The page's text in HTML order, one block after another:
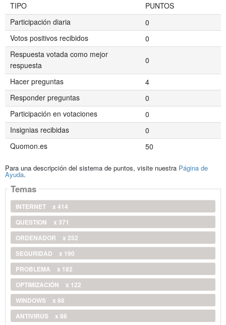
TIPO
PUNTOS
Participación diaria
0
Votos positivos recibidos
0
Respuesta votada como mejor
respuesta
0
Hacer preguntas
4
Responder preguntas
0
Participación en votaciones
0
Insignias recibidas
0
Quomon.es
50
Para una descripción del sistema de puntos, visite nuestra Página de
Ayuda.
Temas
INTERNET
x 414
QUESTION
x 371
ORDENADOR
x 252
SEGURIDAD
x 190
PROBLEMA
x 182
OPTIMIZACIÓN
x 122
WINDOWS
x 88
ANTIVIRUS
x 86